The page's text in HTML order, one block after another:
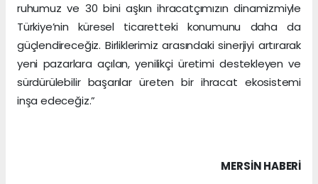
ruhumuz ve 30 bini aşkın ihracatçımızın dinamizmiyle
Türkiye’nin küresel ticaretteki konumunu daha da
güçlendireceğiz. Birliklerimiz arasındaki sinerjiyi artırarak
yeni pazarlara açılan, yenilikçi üretimi destekleyen ve
sürdürülebilir başarılar üreten bir ihracat ekosistemi
inşa edeceğiz.”
MERSIN HABERİ